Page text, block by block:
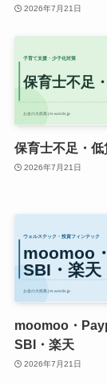
2026年7月21日
保育士不足・低
2026年7月21日
moomoo・
SBI・楽天
2026年7月21日